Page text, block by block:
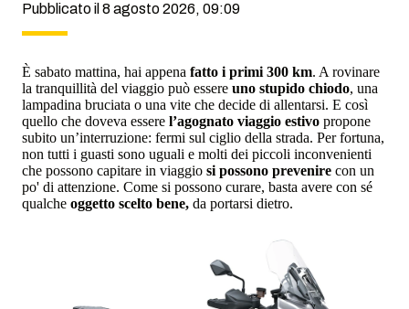
Pubblicato il 8 agosto 2026, 09:09
È sabato mattina, hai appena fatto i primi 300 km. A rovinare
la tranquillità del viaggio può essere uno stupido chiodo, una
lampadina bruciata o una vite che decide di allentarsi. E così
quello che doveva essere l’agognato viaggio estivo propone
subito un’interruzione: fermi sul ciglio della strada. Per fortuna,
non tutti i guasti sono uguali e molti dei piccoli inconvenienti
che possono capitare in viaggio si possono prevenire con un
po' di attenzione. Come si possono curare, basta avere con sé
qualche oggetto scelto bene, da portarsi dietro.